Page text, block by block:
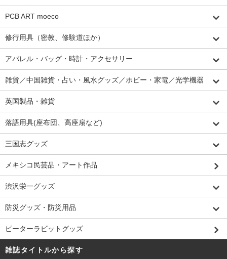
PCB ART moeco
修行用具（密教、修験道ほか）
アパレル・バッグ・時計・アクセサリー
雑貨／中国雑貨・占い・風水グッズ／ホビー・家電／光学機器
英国製品・雑貨
落語用具(座布団、高座扇など)
三国志グッズ
メキシコ民芸品・アート作品
渋沢栄一グッズ
防災グッズ・防災用品
ピーターラビットグッズ
雑誌タイトルから探す